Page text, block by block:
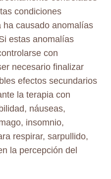
condiciones
ha causado anomalías
estas anomalías
con
necesario finalizar
efectos secundarios
la terapia con
náuseas,
insomnio,
respirar, sarpullido,
la percepción del